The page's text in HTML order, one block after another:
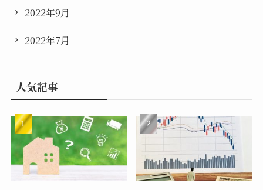
2022年9月
2022年7月
人気記事